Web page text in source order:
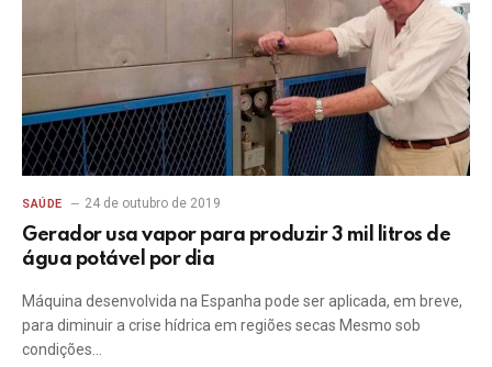
SAÚDE 24 de outubro de 2019
Gerador usa vapor para produzir 3 mil litros de
água potável por dia
Máquina desenvolvida na Espanha pode ser aplicada, em breve,
para diminuir a crise hídrica em regiões secas Mesmo sob
condições…